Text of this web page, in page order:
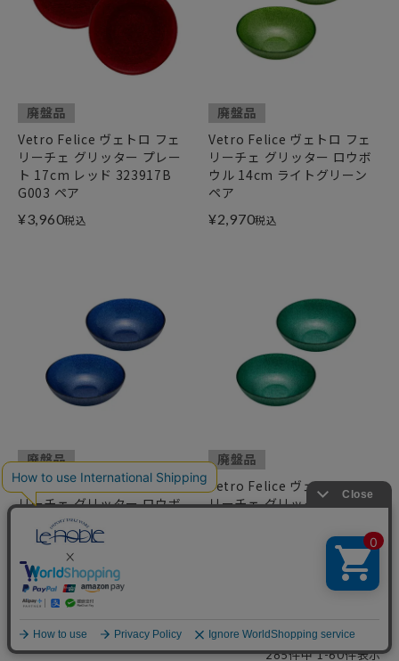
廃盤品
Vetro Felice ヴェトロ フェ
リーチェ グリッター プレー
ト 17cm レッド 323917B
G003 ペア
¥3,960税込
廃盤品
Vetro Felice ヴェトロ フェ
リーチェ グリッター ロウボ
ウル 14cm ライトグリーン
ペア
¥2,970税込
廃盤品
Vetro Felice ヴェトロ フェ
リーチェ グリッター ロウボ
ウル 14cm ダークブルー ペ
¥2,970税込
廃盤品
Vetro Felice ヴェトロ フェ
リーチェ グリッター ロウボ
285件中 1-60件表示